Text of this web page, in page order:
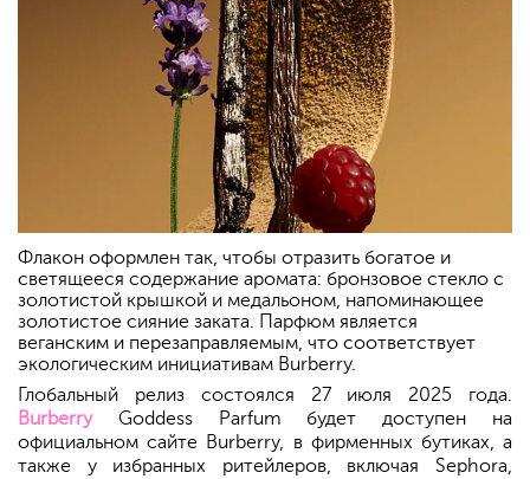
Флакон оформлен так, чтобы отразить богатое и
светящееся содержание аромата: бронзовое стекло с
золотистой крышкой и медальоном, напоминающее
золотистое сияние заката. Парфюм является
веганским и перезаправляемым, что соответствует
экологическим инициативам Burberry.
Глобальный релиз состоялся 27 июля 2025 года.
BurberryGoddess Parfum будет доступен на
официальном сайте Burberry, в фирменных бутиках, а
также у избранных ритейлеров, включая Sephora,